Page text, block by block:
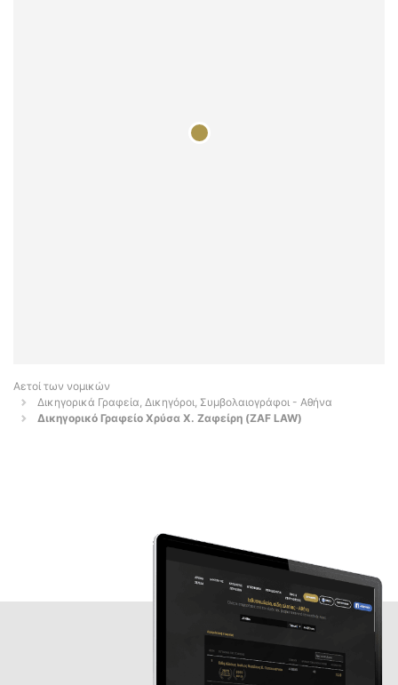
Αετοί των νομικών
Δικηγορικά Γραφεία, Δικηγόροι, Συμβολαιογράφοι - Αθήνα
Δικηγορικό Γραφείο Χρύσα Χ. Ζαφείρη (ZAF LAW)